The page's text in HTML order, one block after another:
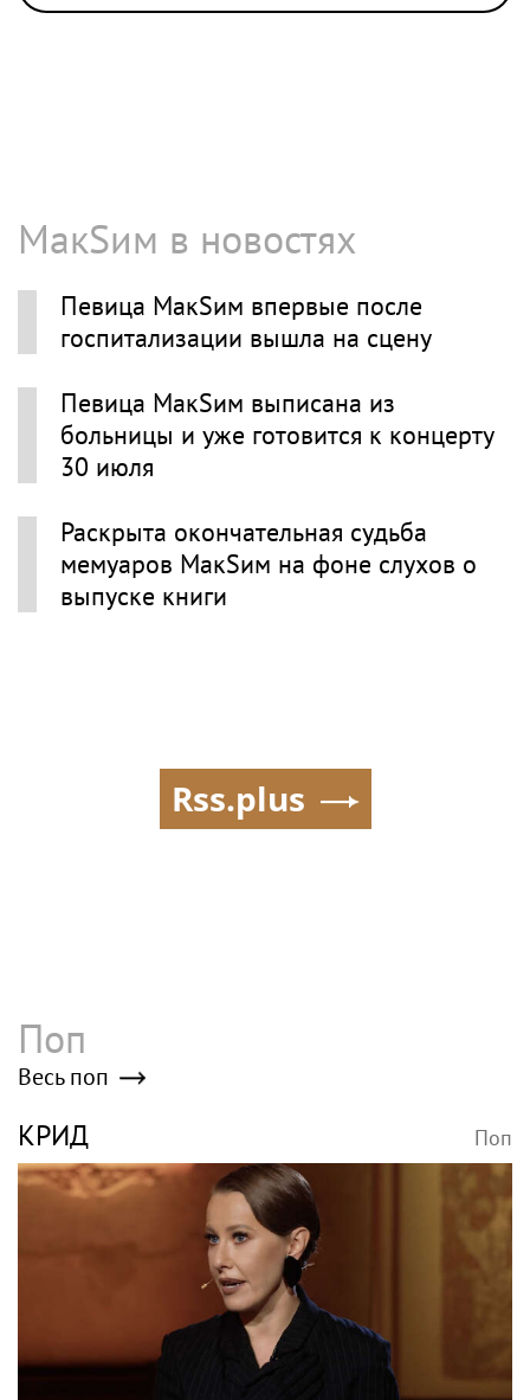
МакSим в новостях
Певица МакSим впервые после
госпитализации вышла на сцену
Певица МакSим выписана из
больницы и уже готовится к концерту
30 июля
Раскрыта окончательная судьба
мемуаров МакSим на фоне слухов о
выпуске книги
Rss.plus
Поп
Весь поп
КРИД Поп